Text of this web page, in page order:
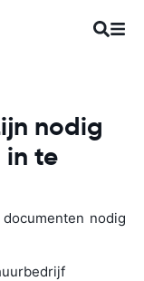
nodig
in te
nodig